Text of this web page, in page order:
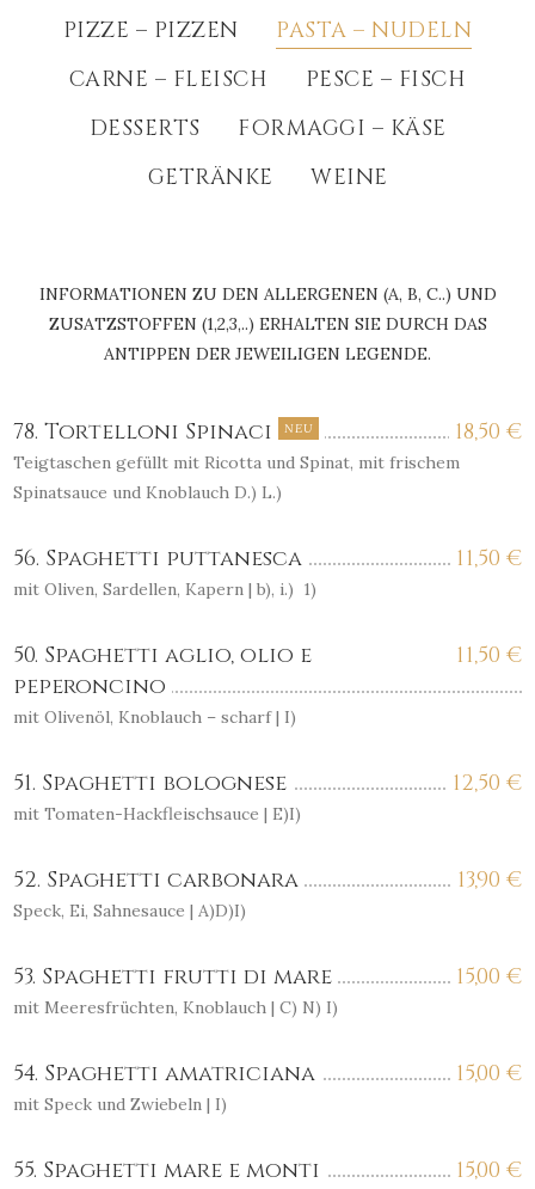
PIZZE – PIZZEN
PASTA – NUDELN
CARNE – FLEISCH
PESCE – FISCH
DESSERTS
FORMAGGI – KÄSE
GETRÄNKE
WEINE
INFORMATIONEN ZU DEN ALLERGENEN (A, B, C..) UND
ZUSATZSTOFFEN (1,2,3,..) ERHALTEN SIE DURCH DAS
ANTIPPEN DER JEWEILIGEN LEGENDE.
18,50 €
78. Tortelloni Spinaci NEU
Teigtaschen gefüllt mit Ricotta und Spinat, mit frischem
Spinatsauce und Knoblauch D.) L.)
11,50 €
56. Spaghetti puttanesca
mit Oliven, Sardellen, Kapern | b), i.) 1)
11,50 €
50. Spaghetti aglio, olio e
peperoncino
mit Olivenöl, Knoblauch – scharf | I)
12,50 €
51. Spaghetti bolognese
mit Tomaten-Hackfleischsauce | E)I)
13,90 €
52. Spaghetti carbonara
Speck, Ei, Sahnesauce | A)D)I)
15,00 €
53. Spaghetti frutti di mare
mit Meeresfrüchten, Knoblauch | C) N) I)
15,00 €
54. Spaghetti amatriciana
mit Speck und Zwiebeln | I)
15,00 €
55. Spaghetti mare e monti